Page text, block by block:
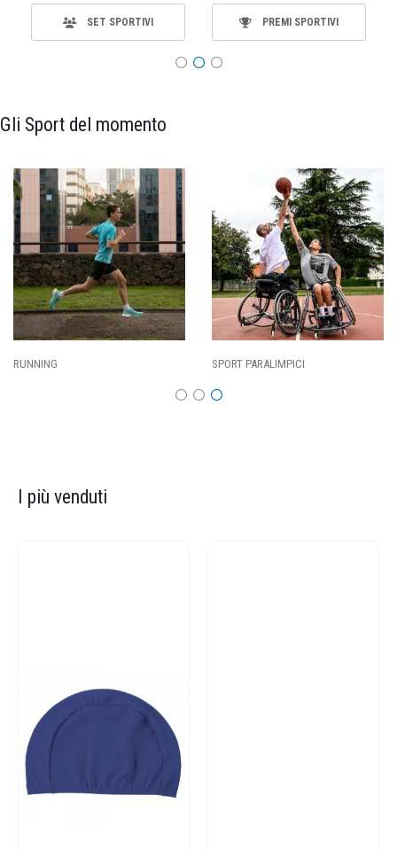
SET SPORTIVI PREMI SPORTIVI
Gli Sport del momento
RUNNING SPORT PARALIMPICI
I più venduti